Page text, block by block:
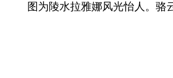
图为陵水拉雅娜风光怡人。骆